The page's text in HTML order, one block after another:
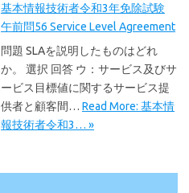
基本情報技術者令和3年免除試験
午前問56 Service Level Agreement
問題 SLAを説明したものはどれ
か。 選択 回答 ウ：サービス及びサ
ービス目標値に関するサービス提
供者と顧客間… Read More: 基本情
報技術者令和3… »